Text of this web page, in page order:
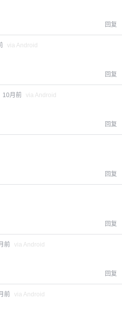
回复
via Android
回复
10月前 via Android
回复
回复
回复
前 via Android
回复
前 via Android